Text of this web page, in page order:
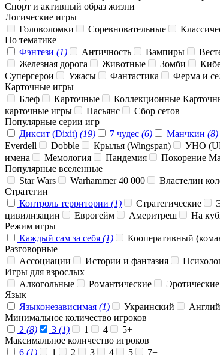
Спорт и активный образ жизни
Логические игры
Головоломки
Соревновательные
По тематике
Фэнтези (1) Античность Вампиры
Железная дорога
Животные Зомби
Супергерои
Ужасы Фантастика Ферма и
Карточные игры
Блеф
Карточные Коллекционные
карточные игры
Пасьянс
Сбор сетов
Популярные серии игр
Диксит (Dixit) (19) 7 чудес (6) Манчкин (8)
Everdell
Dobble Крылья (Wingspan) УНО
имена
Мемология Пандемия Покорение
Популярные вселенные
Star Wars
Warhammer 40 000 Властелин
Стратегии
Контроль территории (1) Стратегические
цивилизации
Еврогейм Америтреш На
Режим игры
Каждый сам за себя (1) Кооперативный
Разговорные
Ассоциации
Истории и фантазия
Игры для взрослых
Алкогольные
Романтические Эротические
Язык
Языконезависимая (1) Украинский
Минимальное количество игроков
2 (8) 3 (1) 1 4
5+
Максимальное количество игроков
6 (1) 1 2 3 4 5 7+